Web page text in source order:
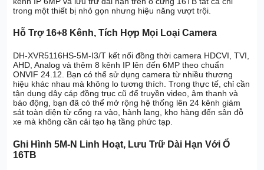
trong một thiết bị nhỏ gọn nhưng hiệu năng vượt trội.
Hỗ Trợ 16+8 Kênh, Tích Hợp Mọi Loại Camera
DH-XVR5116HS-5M-I3/T kết nối đồng thời camera HDCVI, TVI,
AHD, Analog và thêm 8 kênh IP lên đến 6MP theo chuẩn
ONVIF 24.12. Bạn có thể sử dụng camera từ nhiều thương
hiệu khác nhau mà không lo tương thích. Trong thực tế, chỉ cần
tận dụng dây cáp đồng trục cũ để truyền video, âm thanh và
báo động, bạn đã có thể mở rộng hệ thống lên 24 kênh giám
sát toàn diện từ cổng ra vào, hành lang, kho hàng đến sân đỗ
xe mà không cần cải tạo hạ tầng phức tạp.
Ghi Hình 5M-N Linh Hoạt, Lưu Trữ Dài Hạn Với Ổ
16TB